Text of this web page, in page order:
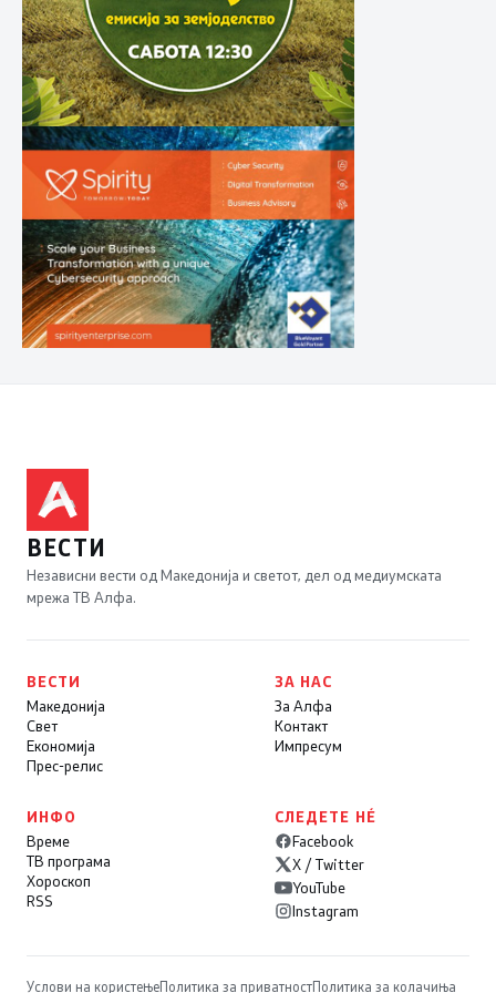
ВЕСТИ
Независни вести од Македонија и светот, дел од медиумската
мрежа ТВ Алфа.
ВЕСТИ
Македонија
Свет
Економија
Прес-релис
ЗА НАС
За Алфа
Контакт
Импресум
ИНФО
Време
ТВ програма
Хороскоп
RSS
СЛЕДЕТЕ НÉ
Facebook
X / Twitter
YouTube
Instagram
Услови на користењеПолитика за приватностПолитика за колачиња